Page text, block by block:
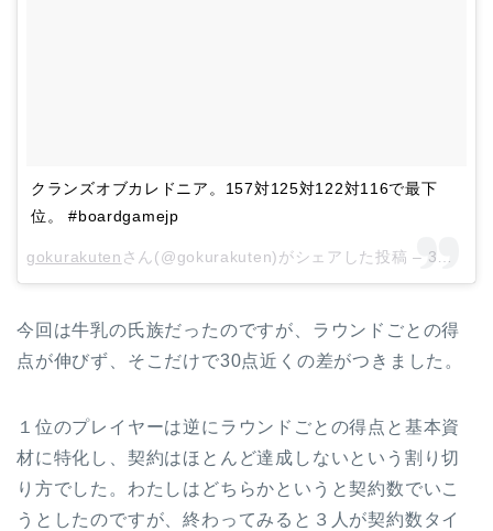
クランズオブカレドニア。157対125対122対116で最下
位。 #boardgamejp
gokurakuten さん(@gokurakuten)がシェアした投稿 – 3月 14, 2018 at 9:52午前 PDT
今回は牛乳の氏族だったのですが、ラウンドごとの得
点が伸びず、そこだけで30点近くの差がつきました。
１位のプレイヤーは逆にラウンドごとの得点と基本資
材に特化し、契約はほとんど達成しないという割り切
り方でした。わたしはどちらかというと契約数でいこ
うとしたのですが、終わってみると３人が契約数タイ